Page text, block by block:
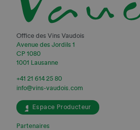
Office des Vins Vaudois
Avenue des Jordils 1
CP 1080
1001 Lausanne
+41 21 614 25 80
info@vins-vaudois.com
Espace Producteur
Partenaires